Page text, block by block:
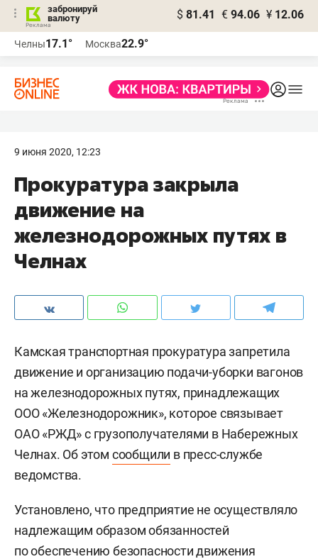
забронируй
валюту
$ 81.41 € 94.06 ¥ 12.06
Челны17.1° Москва22.9°
9 июня 2020, 12:23
Прокуратура закрыла
движение на
железнодорожных путях в
Челнах
Камская транспортная прокуратура запретила
движение и организацию подачи-уборки вагонов
на железнодорожных путях, принадлежащих
ООО «Железнодорожник», которое связывает
ОАО «РЖД» с грузополучателями в Набережных
Челнах. Об этом сообщили в пресс-службе
ведомства.
Установлено, что предприятие не осуществляло
надлежащим образом обязанностей
по обеспечению безопасности движения